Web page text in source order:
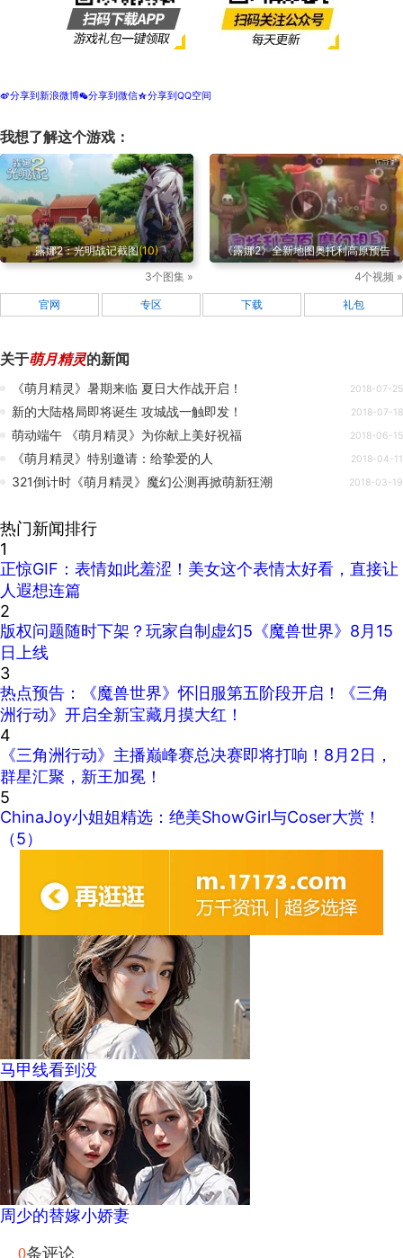
t分享到新浪微博w分享到微信z分享到QQ空间
我想了解这个游戏：
露娜2：光明战记截图(10)
3个图集 »
《露娜2》全新地图奥托利高原预告
4个视频 »
官网 专区 下载 礼包
关于萌月精灵的新闻
《萌月精灵》暑期来临 夏日大作战开启！ 2018-07-25
新的大陆格局即将诞生 攻城战一触即发！ 2018-07-18
萌动端午 《萌月精灵》为你献上美好祝福 2018-06-15
《萌月精灵》特别邀请：给挚爱的人 2018-04-11
321倒计时《萌月精灵》魔幻公测再掀萌新狂潮 2018-03-19
热门新闻排行
1
正惊GIF：表情如此羞涩！美女这个表情太好看，直接让
人遐想连篇
2
版权问题随时下架？玩家自制虚幻5《魔兽世界》8月15
日上线
3
热点预告：《魔兽世界》怀旧服第五阶段开启！《三角
洲行动》开启全新宝藏月摸大红！
4
《三角洲行动》主播巅峰赛总决赛即将打响！8月2日，
群星汇聚，新王加冕！
5
ChinaJoy小姐姐精选：绝美ShowGirl与Coser大赏！
（5）
马甲线看到没
周少的替嫁小娇妻
0条评论